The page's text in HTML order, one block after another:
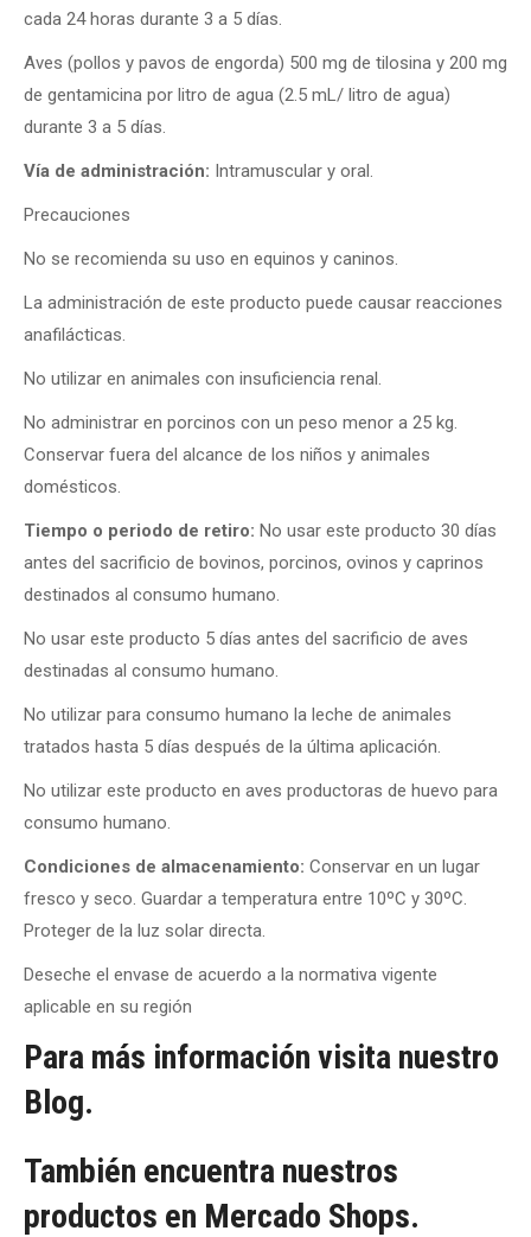
cada 24 horas durante 3 a 5 días.
Aves (pollos y pavos de engorda) 500 mg de tilosina y 200 mg
de gentamicina por litro de agua (2.5 mL/ litro de agua)
durante 3 a 5 días.
Vía de administración: Intramuscular y oral.
Precauciones
No se recomienda su uso en equinos y caninos.
La administración de este producto puede causar reacciones
anafilácticas.
No utilizar en animales con insuficiencia renal.
No administrar en porcinos con un peso menor a 25 kg.
Conservar fuera del alcance de los niños y animales
domésticos.
Tiempo o periodo de retiro: No usar este producto 30 días
antes del sacrificio de bovinos, porcinos, ovinos y caprinos
destinados al consumo humano.
No usar este producto 5 días antes del sacrificio de aves
destinadas al consumo humano.
No utilizar para consumo humano la leche de animales
tratados hasta 5 días después de la última aplicación.
No utilizar este producto en aves productoras de huevo para
consumo humano.
Condiciones de almacenamiento: Conservar en un lugar
fresco y seco. Guardar a temperatura entre 10ºC y 30ºC.
Proteger de la luz solar directa.
Deseche el envase de acuerdo a la normativa vigente
aplicable en su región
Para más información visita nuestro
Blog.
También encuentra nuestros
productos en Mercado Shops.